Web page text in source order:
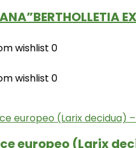
wishlist 0
wishlist 0
europeo (Larix